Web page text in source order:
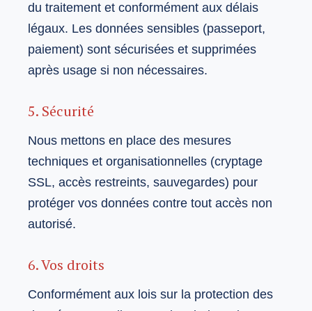
du traitement et conformément aux délais
légaux. Les données sensibles (passeport,
paiement) sont sécurisées et supprimées
après usage si non nécessaires.
5. Sécurité
Nous mettons en place des mesures
techniques et organisationnelles (cryptage
SSL, accès restreints, sauvegardes) pour
protéger vos données contre tout accès non
autorisé.
6. Vos droits
Conformément aux lois sur la protection des